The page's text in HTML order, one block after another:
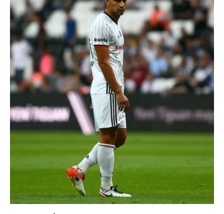
hazırlanmış Aydınlatma Metnimizi okumak ve sitemizde
ilgili mevzuata uygun olarak kullanılan çerezlerle ilgili bilgi
almak için lütfen
tıklayınız .